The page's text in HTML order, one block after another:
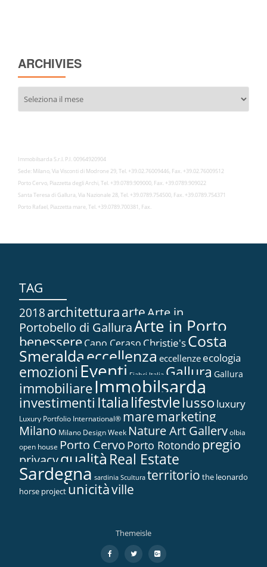
ARCHIVIES
Immobilsarda S.r.l. P.I. 00964920904
Sede: Milano, Via Visconti di Modrone 29, Tel. +39.02.76009446, Fax. +39.02.76009512
Porto Cervo, Piazzetta degli Archi, Tel. +39.0789.909000, Fax. +39.0789.909022
Santa Teresa di Gallura, Via Nazionale 28, Tel. +39.0789.754500, Fax. +39.0789.754371
Porto Rafael, Piazzetta mare, Tel. +39.0789.700381, Fax.
TAG
2018architetturaarteArte in...
Portobello di GalluraArte in Porto
benessereCapo Ceraso Christie'sCosta
Smeraldaeccellenza eccellenze ecologia
emozioni Eventi Fiabci Italia Gallura Gallura
immobiliareImmobilsarda
investimenti Italialifestylelusso luxury
Luxury Portfolio International® maremarketing
Milano Milano Design Week Nature Art Galleryolbia
open house Porto Cervo Porto Rotondo pregio
privacyqualità Real Estate
Sardegna sardinia Scultura territorio the leonardo
horse project unicitàville
Themeisle
fa-
facebook
fa-
twitter
fa-
google-